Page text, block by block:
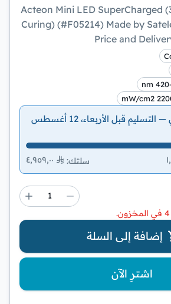
Acteon Mini LED SuperCharged
Curing) (#F05214) Made by
Price and
420-
2200 mW/
قبل الأربعاء، 12 أغسطس
سلتك: ٤٬٩٥٩٫٠٠
إضافة إلى السلة
اشترِ الآن